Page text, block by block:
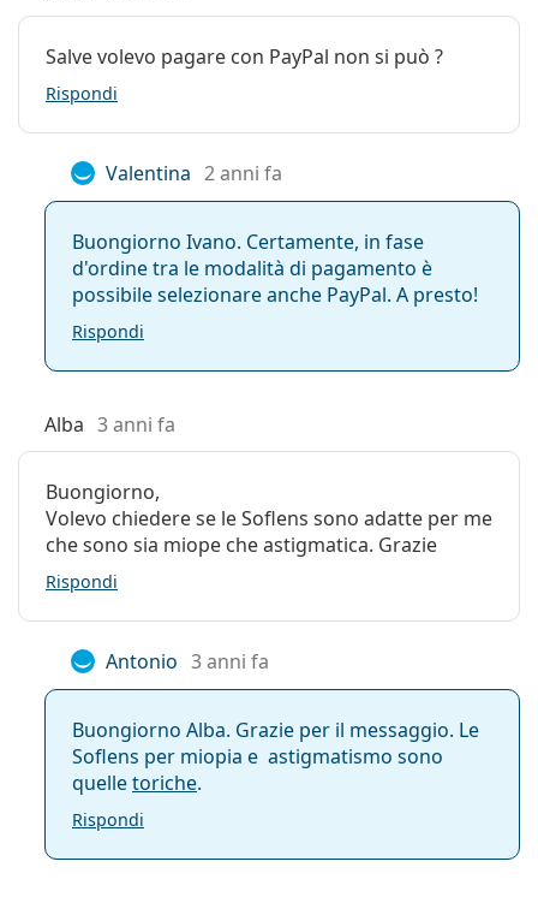
Salve volevo pagare con PayPal non si può ?
Rispondi
Valentina 2 anni fa
Buongiorno Ivano. Certamente, in fase
d'ordine tra le modalità di pagamento è
possibile selezionare anche PayPal. A presto!
Rispondi
Alba 3 anni fa
Buongiorno,
Volevo chiedere se le Soflens sono adatte per me
che sono sia miope che astigmatica. Grazie
Rispondi
Antonio 3 anni fa
Buongiorno Alba. Grazie per il messaggio. Le
Soflens per miopia e astigmatismo sono
quelletoriche.
Rispondi